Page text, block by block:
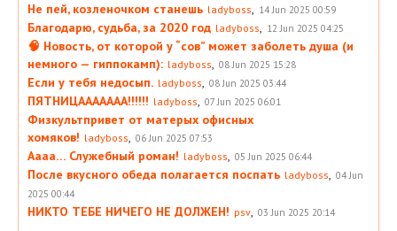
Не пей, козленочком станешь ladyboss 14 Jun 2025 00:59
Благодарю, судьба, за 2020 год ladyboss 12 Jun 2025 04:25
🧠 Новость, от которой у “сов” может заболеть душа (и
немного — гиппокамп): ladyboss 08 Jun 2025 15:28
Если у тебя недосып. ladyboss 08 Jun 2025 03:44
ПЯТНИЦААААААА!!!!!! ladyboss 07 Jun 2025 06:01
Физкультпривет от матерых офисных
хомяков! ladyboss 06 Jun 2025 07:53
Аааа… Служебный роман! ladyboss 05 Jun 2025 06:44
После вкусного обеда полагается поспать ladyboss
04 Jun
2025 00:44
НИКТО ТЕБЕ НИЧЕГО НЕ ДОЛЖЕН! psv 03 Jun 2025 20:14